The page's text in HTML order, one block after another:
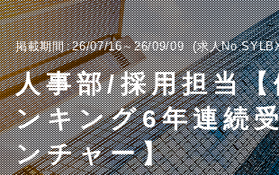
掲載期間 26/07/16～26/09/09 求人
人事部/採用担当
ンキング6年連続
ンチャー】